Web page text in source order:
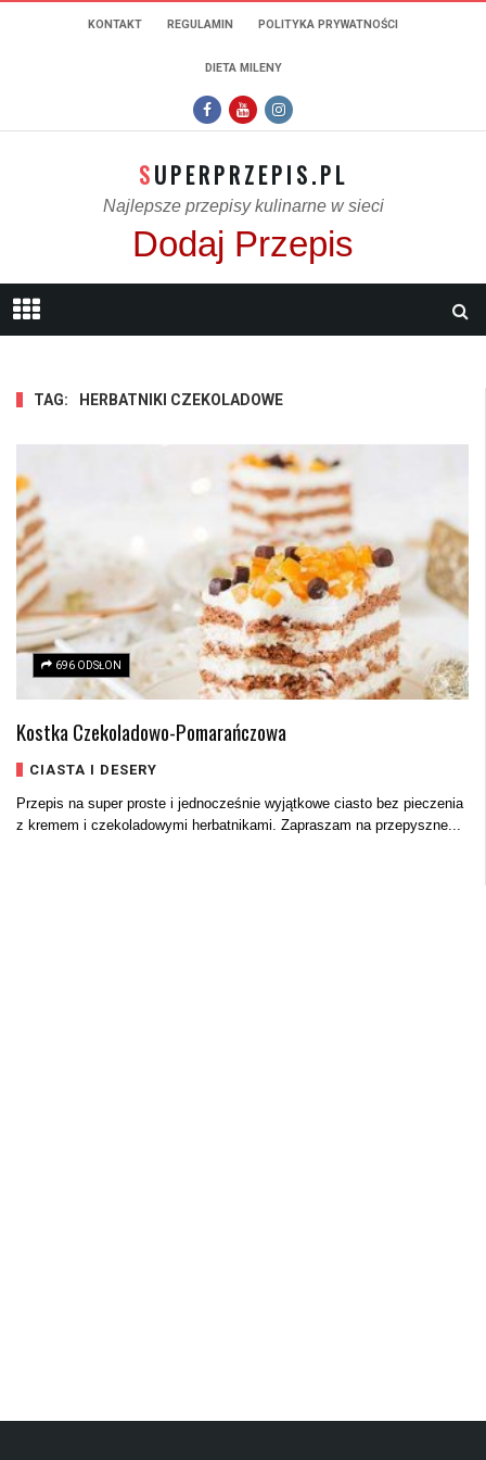
KONTAKT REGULAMIN POLITYKA PRYWATNOŚCI
DIETA MILENY
SUPERPRZEPIS.PL
Najlepsze przepisy kulinarne w sieci
Dodaj Przepis
TAG: HERBATNIKI CZEKOLADOWE
696 ODSŁON
Kostka Czekoladowo-Pomarańczowa
CIASTA I DESERY
Przepis na super proste i jednocześnie wyjątkowe ciasto bez pieczenia
z kremem i czekoladowymi herbatnikami. Zapraszam na przepyszne...